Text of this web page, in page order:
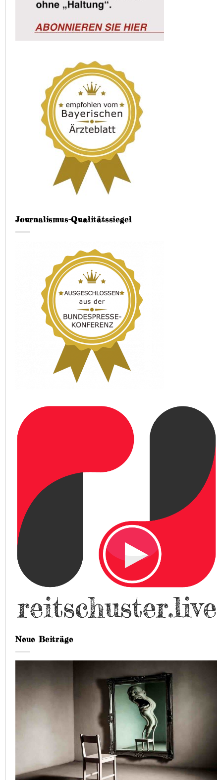
Journalismus-Qualitätssiegel
Neue Beiträge